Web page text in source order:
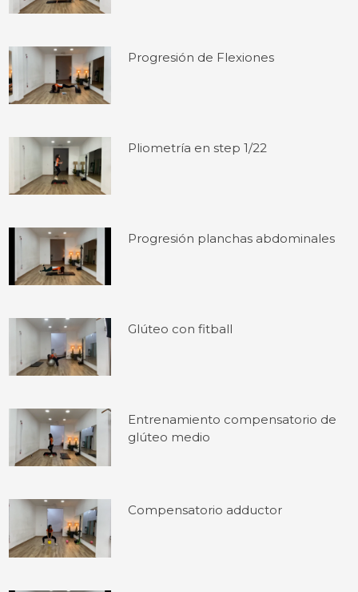
Progresión de Flexiones
Pliometría en step 1/22
Progresión planchas abdominales
Glúteo con fitball
Entrenamiento compensatorio de
glúteo medio
Compensatorio adductor